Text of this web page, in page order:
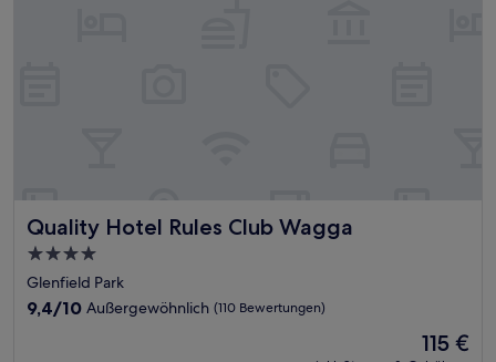
Quality Hotel Rules Club Wagga
Quality Hotel Rules Club Wagga
4.0-
Sterne-
Unterkunft
Glenfield Park
9.4
9,4/10 Außergewöhnlich (110 Bewertungen)
Der
115 €